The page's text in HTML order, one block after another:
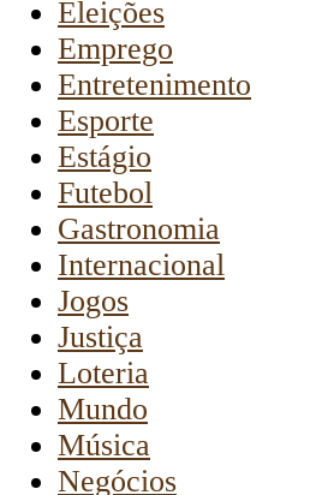
Eleições
Emprego
Entretenimento
Esporte
Estágio
Futebol
Gastronomia
Internacional
Jogos
Justiça
Loteria
Mundo
Música
Negócios